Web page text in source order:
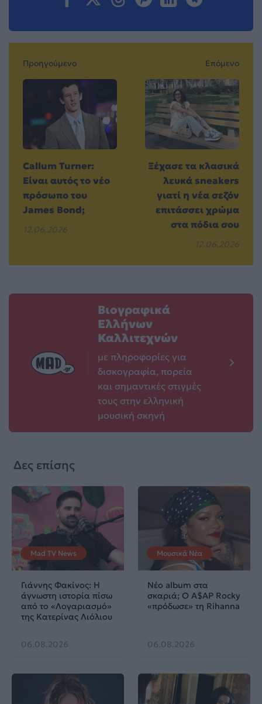
Προηγούμενο
Callum Turner:
Είναι αυτός το νέο
πρόσωπο του
James Bond;
12.06.2026
Επόμενο
Ξέχασε τα κλασικά
λευκά sneakers
γιατί η νέα σεζόν
επιτάσσει χρώμα
στα πόδια σου
12.06.2026
Βιογραφικά
Ελλήνων
Καλλιτεχνών
με πληροφορίες για
δισκογραφία, πορεία
και σημαντικές στιγμές
τους στην ελληνική
μουσική σκηνή
Δες επίσης
Mad TV News
Γιάννης Φακίνος: Η
άγνωστη ιστορία πίσω
από το «Λογαριασμό»
της Κατερίνας Λιόλιου
06.08.2026
Μουσικά Νέα
Νέο album στα
σκαριά; Ο A$AP Rocky
«πρόδωσε» τη Rihanna
06.08.2026